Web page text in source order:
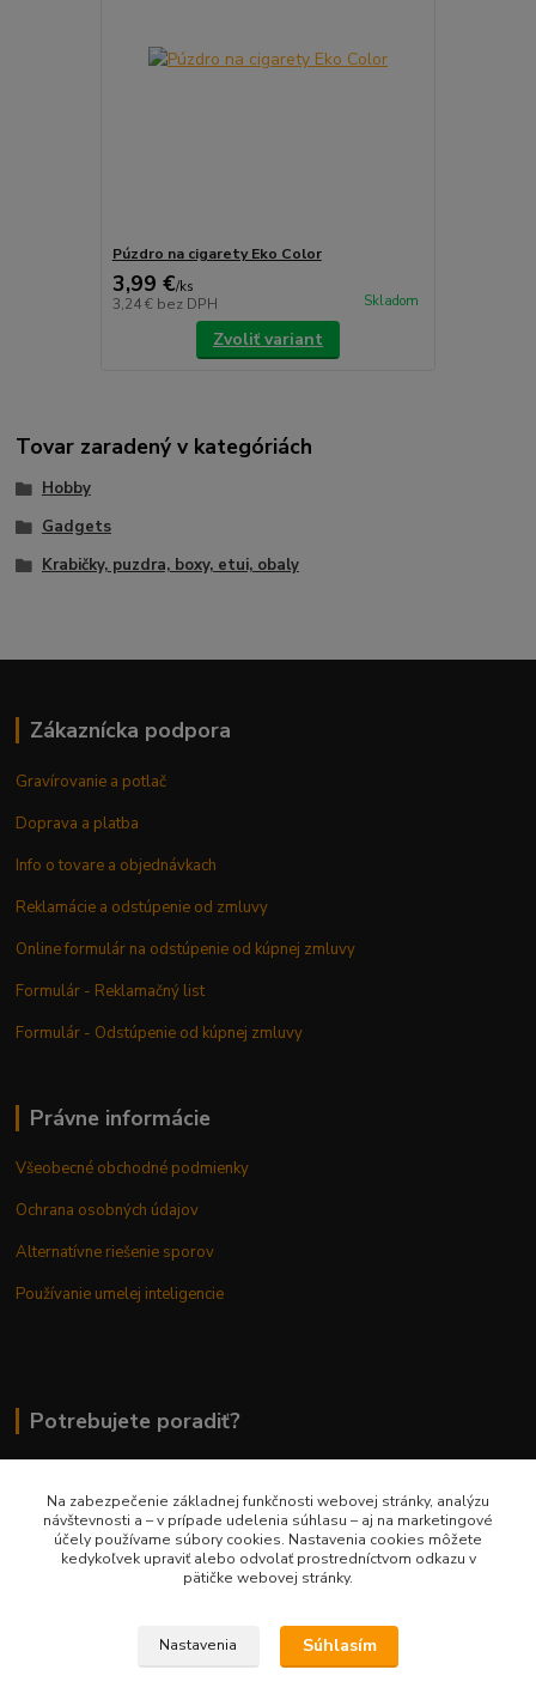
Púzdro na cigarety Eko Color
3,99 €/ks
3,24 € bez DPH Skladom
Zvoliť variant
Tovar zaradený v kategóriách
Hobby
Gadgets
Krabičky, puzdra, boxy, etui, obaly
Zákaznícka podpora
Gravírovanie a potlač
Doprava a platba
Info o tovare a objednávkach
Reklamácie a odstúpenie od zmluvy
Online formulár na odstúpenie od kúpnej zmluvy
Formulár - Reklamačný list
Formulár - Odstúpenie od kúpnej zmluvy
Právne informácie
Všeobecné obchodné podmienky
Ochrana osobných údajov
Alternatívne riešenie sporov
Používanie umelej inteligencie
Potrebujete poradiť?
0948 236 042
info@margaretkashop.sk
Na zabezpečenie základnej funkčnosti webovej stránky, analýzu
návštevnosti a – v prípade udelenia súhlasu – aj na marketingové
účely používame súbory cookies. Nastavenia cookies môžete
kedykoľvek upraviť alebo odvolať prostredníctvom odkazu v
pätičke webovej stránky.
Nastavenia Súhlasím